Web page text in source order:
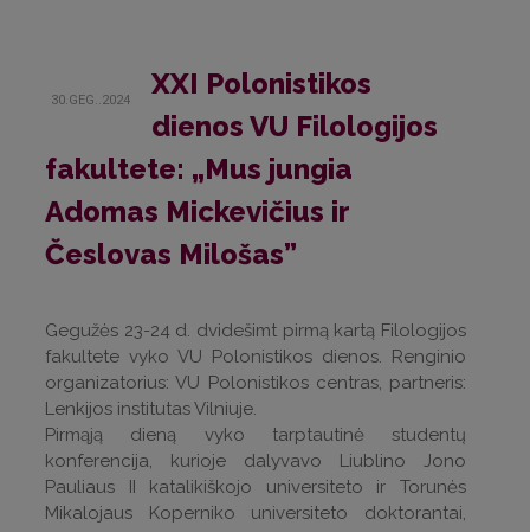
30.GEG..2024
XXI Polonistikos
dienos VU Filologijos
fakultete: „Mus jungia
Adomas Mickevičius ir
Česlovas Milošas”
Gegužės 23-24 d. dvidešimt pirmą kartą Filologijos
fakultete vyko VU Polonistikos dienos. Renginio
organizatorius: VU Polonistikos centras, partneris:
Lenkijos institutas Vilniuje.
Pirmąją dieną vyko tarptautinė studentų
konferencija, kurioje dalyvavo Liublino Jono
Pauliaus II katalikiškojo universiteto ir Torunės
Mikalojaus Koperniko universiteto doktorantai,